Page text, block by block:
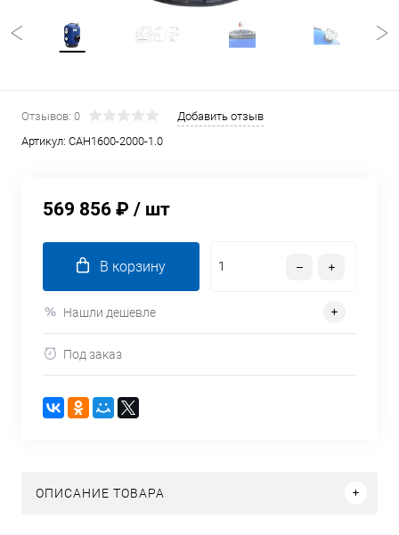
Отзывов: 0
Добавить отзыв
Артикул: CAH1600-2000-1.0
569 856 ₽ / шт
В корзину
Нашли дешевле
Под заказ
ОПИСАНИЕ ТОВАРА